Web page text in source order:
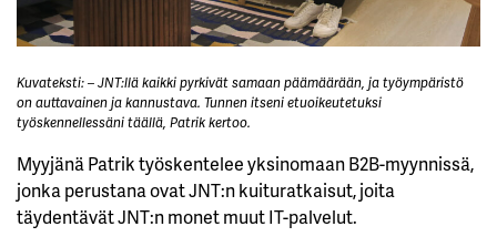
Kuvateksti: – JNT:llä kaikki pyrkivät samaan päämäärään, ja työympäristö
on auttavainen ja kannustava. Tunnen itseni etuoikeutetuksi
työskennellessäni täällä, Patrik kertoo.
Myyjänä Patrik työskentelee yksinomaan B2B-myynnissä,
jonka perustana ovat JNT:n kuituratkaisut, joita
täydentävät JNT:n monet muut IT-palvelut.